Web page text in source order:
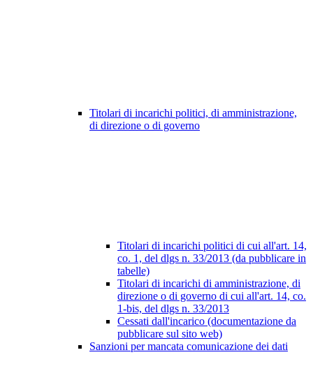
Titolari di incarichi politici, di amministrazione,
di direzione o di governo
Titolari di incarichi politici di cui all'art. 14,
co. 1, del dlgs n. 33/2013 (da pubblicare in
tabelle)
Titolari di incarichi di amministrazione, di
direzione o di governo di cui all'art. 14, co.
1-bis, del dlgs n. 33/2013
Cessati dall'incarico (documentazione da
pubblicare sul sito web)
Sanzioni per mancata comunicazione dei dati